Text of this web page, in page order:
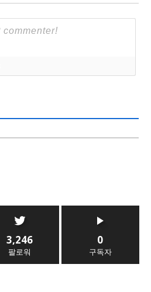
3,246
팔로워
0
구독자